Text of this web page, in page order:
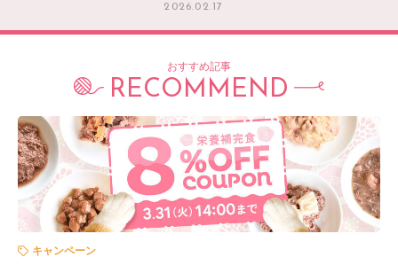
2026.02.17
おすすめ記事
RECOMMEND
キャンペーン